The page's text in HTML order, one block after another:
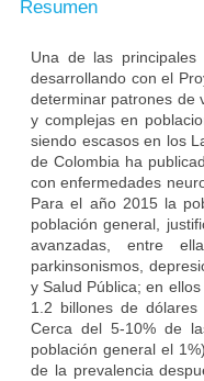
Resumen
Una de las
desarrollando con el
determinar patrones de
y complejas en
siendo escasos en los
de Colombia ha
con enfermedades
Para el año 2015 la
población general,
avanzadas, entre
parkinsonismos,
y Salud Pública; en
1.2 billones de
Cerca del 5-10% de
población general el
de la prevalencia